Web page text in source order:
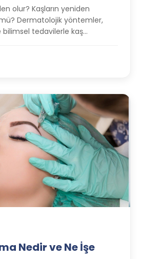
olur? Kaşların yeniden
Dermatolojik yöntemler,
tedavilerle kaş
Nedir ve Ne İşe